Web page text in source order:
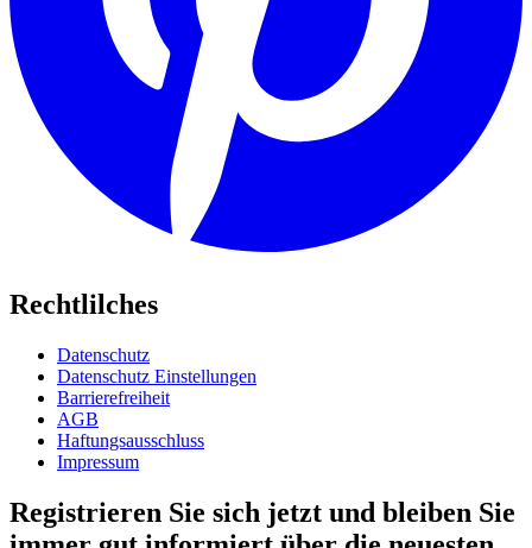
Rechtlilches
Datenschutz
Datenschutz Einstellungen
Barrierefreiheit
AGB
Haftungsausschluss
Impressum
Registrieren Sie sich jetzt und bleiben Sie